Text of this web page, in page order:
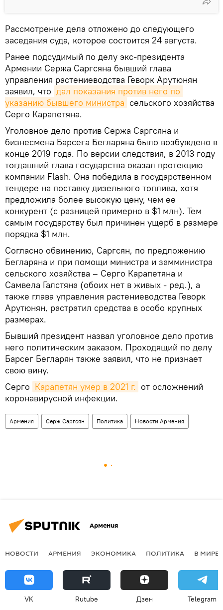
Рассмотрение дела отложено до следующего
заседания суда, которое состоится 24 августа.
Ранее подсудимый по делу экс-президента
Армении Сержа Саргсяна бывший глава
управления растениеводства Геворк Арутюнян
заявил, что дал показания против него по
указанию бывшего министра сельского хозяйства
Серго Карапетяна.
Уголовное дело против Сержа Саргсяна и
бизнесмена Барсега Бегларяна было возбуждено в
конце 2019 года. По версии следствия, в 2013 году
тогдашний глава государства оказал протекцию
компании Flash. Она победила в государственном
тендере на поставку дизельного топлива, хотя
предложила более высокую цену, чем ее
конкурент (с разницей примерно в $1 млн). Тем
самым государству был причинен ущерб в размере
порядка $1 млн.
Согласно обвинению, Саргсян, по предложению
Бегларяна и при помощи министра и замминистра
сельского хозяйства – Серго Карапетяна и
Самвела Галстяна (обоих нет в живых - ред.), а
также глава управления растениеводства Геворк
Арутюнян, растратил средства в особо крупных
размерах.
Бывший президент назвал уголовное дело против
него политическим заказом. Проходящий по делу
Барсег Бегларян также заявил, что не признает
свою вину.
Серго Карапетян умер в 2021 г. от осложнений
коронавирусной инфекции.
Армения Серж Саргсян Политика Новости Армения
Армения
НОВОСТИ АРМЕНИЯ ЭКОНОМИКА ПОЛИТИКА В МИРЕ
VK Rutube Дзен Telegram